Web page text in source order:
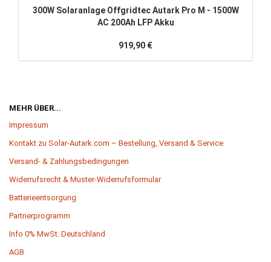
300W So­lar­an­la­ge Off­grid­tec Aut­ark Pro M - 1500W
AC 200Ah LFP Akku
919,90 €
MEHR ÜBER...
Impressum
Kontakt zu Solar-Autark.com – Bestellung, Versand & Service
Versand- & Zahlungsbedingungen
Widerrufsrecht & Muster-Widerrufsformular
Batterieentsorgung
Partnerprogramm
Info 0% MwSt. Deutschland
AGB